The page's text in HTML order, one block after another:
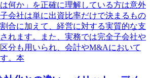
何か」を正確に理解している方は意外
会社は単に出資比率だけで決まるもの
合に加えて、経営に対する実質的な支
れます。また、実務では完全子会社や
分も用いられ、会計やM&Aにおいて
。本